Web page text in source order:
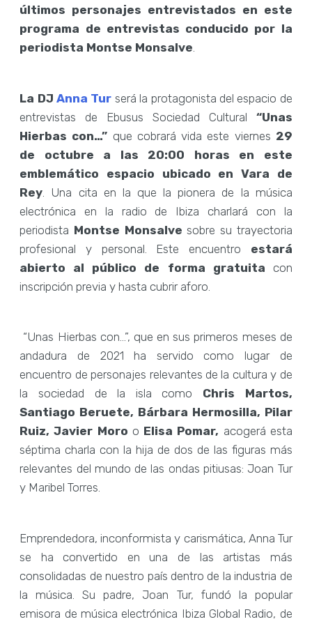
últimos personajes entrevistados en este
programa de entrevistas conducido por la
periodista Montse Monsalve.
La DJ Anna Tur será la protagonista del espacio de
entrevistas de Ebusus Sociedad Cultural “Unas
Hierbas con…” que cobrará vida este viernes 29
de octubre a las 20:00 horas en este
emblemático espacio ubicado en Vara de
Rey . Una cita en la que la pionera de la música
electrónica en la radio de Ibiza charlará con la
periodista Montse Monsalve sobre su trayectoria
profesional y personal. Este encuentro estará
abierto al público de forma gratuita con
inscripción previa y hasta cubrir aforo.
“Unas Hierbas con…”, que en sus primeros meses de
andadura de 2021 ha servido como lugar de
encuentro de personajes relevantes de la cultura y de
la sociedad de la isla como Chris Martos,
Santiago Beruete, Bárbara Hermosilla, Pilar
Ruiz, Javier Moro o Elisa Pomar, acogerá esta
séptima charla con la hija de dos de las figuras más
relevantes del mundo de las ondas pitiusas: Joan Tur
y Maribel Torres.
Emprendedora, inconformista y carismática, Anna Tur
se ha convertido en una de las artistas más
consolidadas de nuestro país dentro de la industria de
la música. Su padre, Joan Tur, fundó la popular
emisora de música electrónica Ibiza Global Radio, de